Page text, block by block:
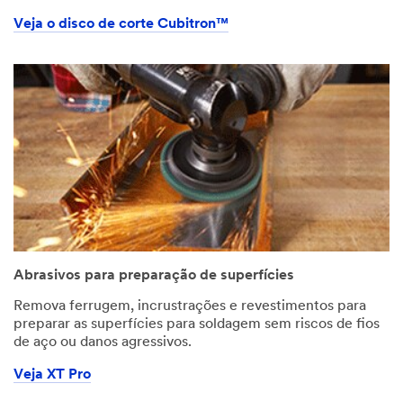
Veja o disco de corte Cubitron™
Abrasivos para preparação de superfícies
Remova ferrugem, incrustrações e revestimentos para
preparar as superfícies para soldagem sem riscos de fios
de aço ou danos agressivos.
Veja XT Pro